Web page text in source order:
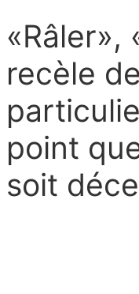
«Râler»,
recèle
point
soit